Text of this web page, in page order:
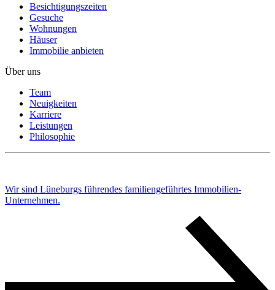
Besichtigungszeiten
Gesuche
Wohnungen
Häuser
Immobilie anbieten
Über uns
Team
Neuigkeiten
Karriere
Leistungen
Philosophie
Wir sind Lüneburgs führendes familiengeführtes Immobilien-
Unternehmen.